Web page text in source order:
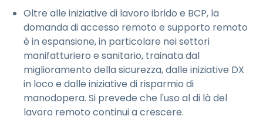
Oltre alle iniziative di lavoro ibrido e BCP, la
domanda di accesso remoto e supporto remoto
è in espansione, in particolare nei settori
manifatturiero e sanitario, trainata dal
miglioramento della sicurezza, dalle iniziative DX
in loco e dalle iniziative di risparmio di
manodopera. Si prevede che l'uso al di là del
lavoro remoto continui a crescere.